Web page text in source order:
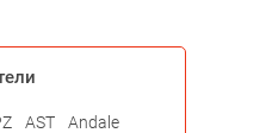
AST
Andale